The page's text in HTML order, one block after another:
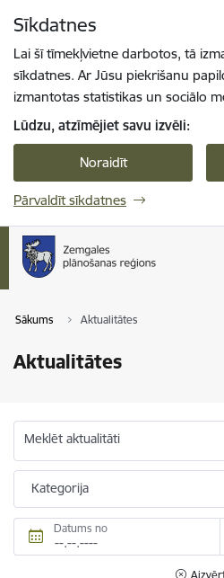
Sīkdatnes
Lai šī tīmekļvietne darbotos, tā
sīkdatnes. Ar Jūsu piekrišanu
izmantotas statistikas un sociālo
Lūdzu, atzīmējiet savu izvēli:
Noraidīt
Pārvaldīt sīkdatnes
Sākums Aktualitātes
Aktualitātes
Meklēt aktualitāti
Kategorija
Datums no